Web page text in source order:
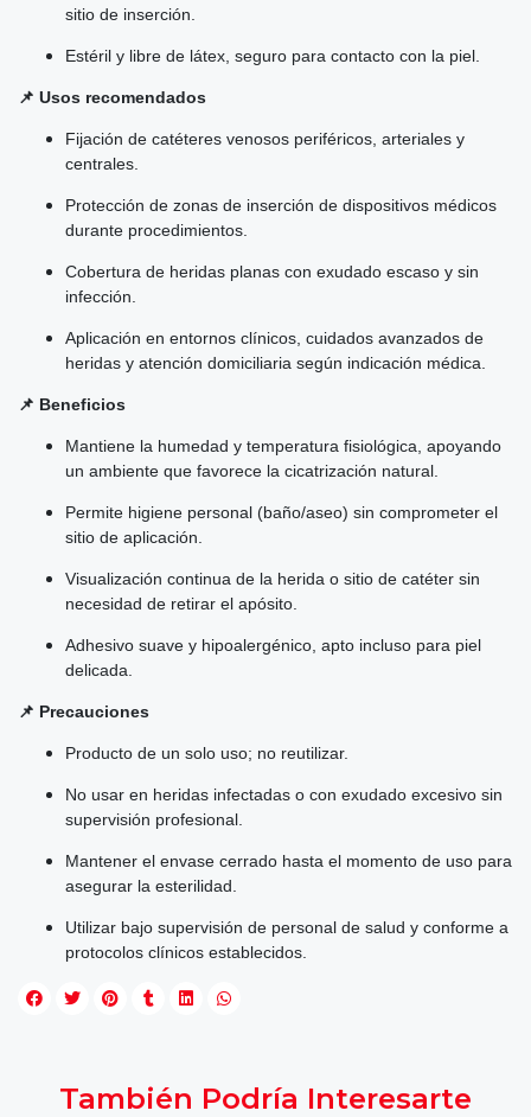
sitio de inserción.
Estéril y libre de látex, seguro para contacto con la piel.
📌 Usos recomendados
Fijación de catéteres venosos periféricos, arteriales y
centrales.
Protección de zonas de inserción de dispositivos médicos
durante procedimientos.
Cobertura de heridas planas con exudado escaso y sin
infección.
Aplicación en entornos clínicos, cuidados avanzados de
heridas y atención domiciliaria según indicación médica.
📌 Beneficios
Mantiene la humedad y temperatura fisiológica, apoyando
un ambiente que favorece la cicatrización natural.
Permite higiene personal (baño/aseo) sin comprometer el
sitio de aplicación.
Visualización continua de la herida o sitio de catéter sin
necesidad de retirar el apósito.
Adhesivo suave y hipoalergénico, apto incluso para piel
delicada.
📌 Precauciones
Producto de un solo uso; no reutilizar.
No usar en heridas infectadas o con exudado excesivo sin
supervisión profesional.
Mantener el envase cerrado hasta el momento de uso para
asegurar la esterilidad.
Utilizar bajo supervisión de personal de salud y conforme a
protocolos clínicos establecidos.
También Podría Interesarte